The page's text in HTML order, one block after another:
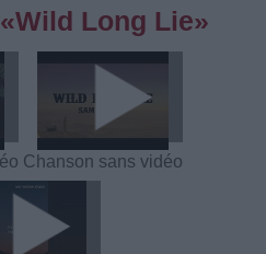
Long Lie»
Chanson sans vidéo